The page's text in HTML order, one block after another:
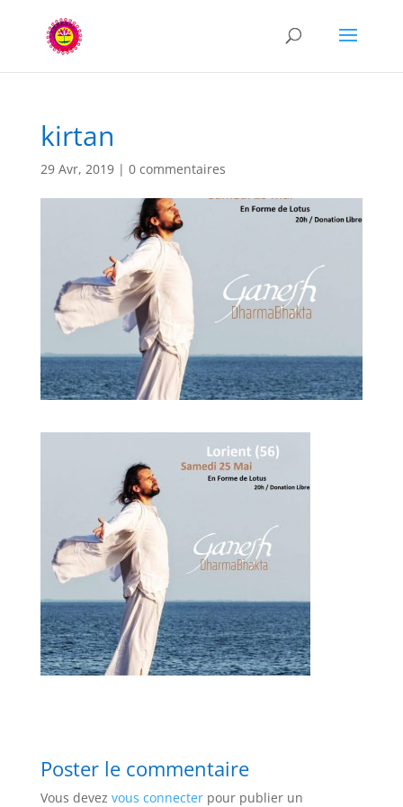
kirtan
29 Avr, 2019| 0 commentaires
Poster le commentaire
Vous devez vous connecterpour publier un